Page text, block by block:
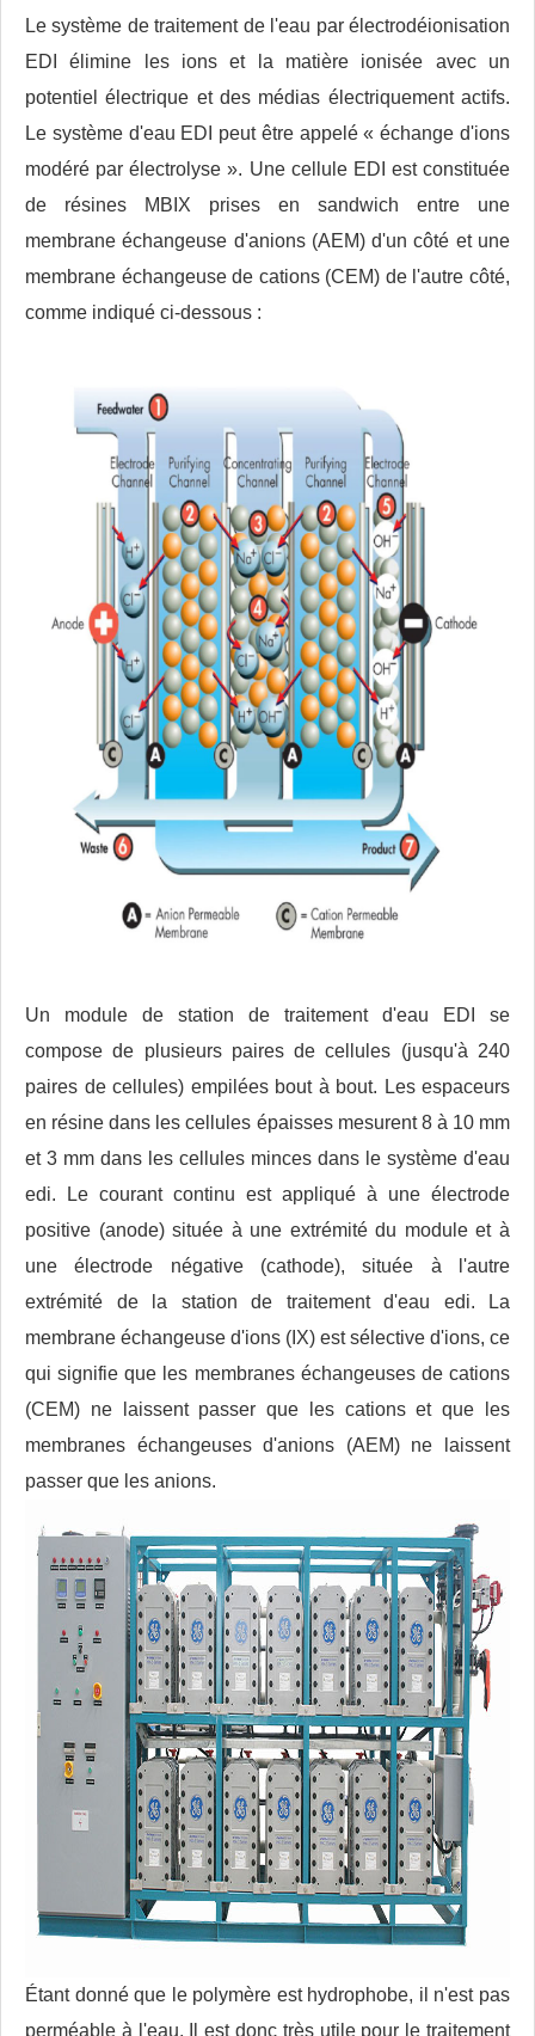
Le système de traitement de l'eau par électrodéionisation
EDI élimine les ions et la matière ionisée avec un
potentiel électrique et des médias électriquement actifs.
Le système d'eau EDI peut être appelé « échange d'ions
modéré par électrolyse ». Une cellule EDI est constituée
de résines MBIX prises en sandwich entre une
membrane échangeuse d'anions (AEM) d'un côté et une
membrane échangeuse de cations (CEM) de l'autre côté,
comme indiqué ci-dessous :
Un module de station de traitement d'eau EDI se
compose de plusieurs paires de cellules (jusqu'à 240
paires de cellules) empilées bout à bout. Les espaceurs
en résine dans les cellules épaisses mesurent 8 à 10 mm
et 3 mm dans les cellules minces dans le système d'eau
edi. Le courant continu est appliqué à une électrode
positive (anode) située à une extrémité du module et à
une électrode négative (cathode), située à l'autre
extrémité de la station de traitement d'eau edi. La
membrane échangeuse d'ions (IX) est sélective d'ions, ce
qui signifie que les membranes échangeuses de cations
(CEM) ne laissent passer que les cations et que les
membranes échangeuses d'anions (AEM) ne laissent
passer que les anions.
Étant donné que le polymère est hydrophobe, il n'est pas
perméable à l'eau. Il est donc très utile pour le traitement